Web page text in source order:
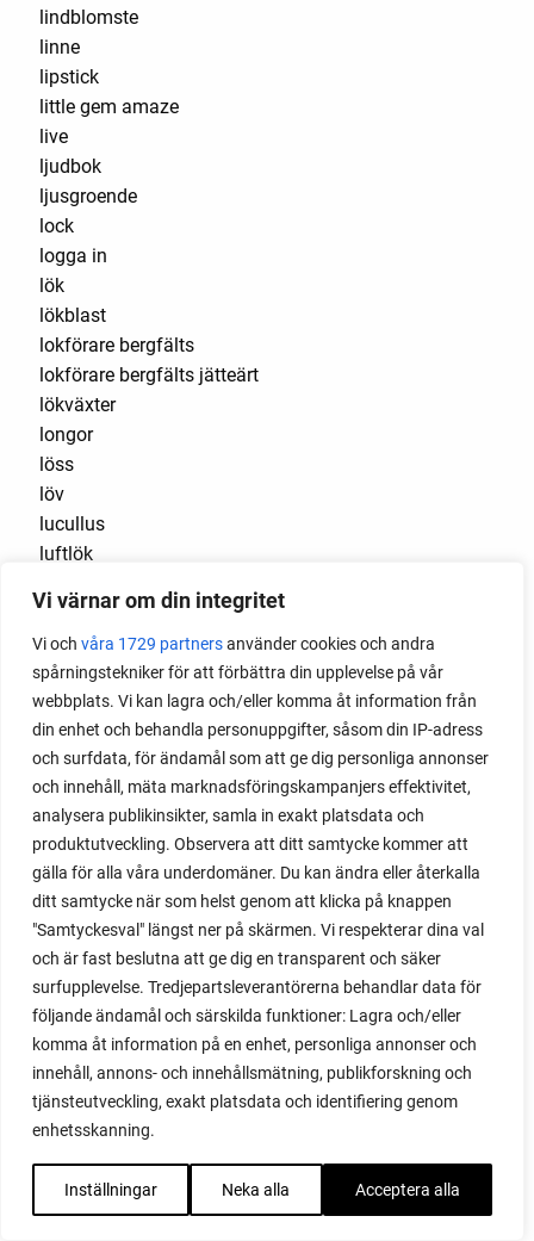
Vi värnar om din integritet
Vi och våra 1729 partnersanvänder cookies och andra
spårningstekniker för att förbättra din upplevelse på vår
webbplats. Vi kan lagra och/eller komma åt information från
din enhet och behandla personuppgifter, såsom din IP-adress
och surfdata, för ändamål som att ge dig personliga annonser
och innehåll, mäta marknadsföringskampanjers effektivitet,
analysera publikinsikter, samla in exakt platsdata och
produktutveckling. Observera att ditt samtycke kommer att
gälla för alla våra underdomäner. Du kan ändra eller återkalla
ditt samtycke när som helst genom att klicka på knappen
"Samtyckesval" längst ner på skärmen. Vi respekterar dina val
och är fast beslutna att ge dig en transparent och säker
surfupplevelse. Tredjepartsleverantörerna behandlar data för
följande ändamål och särskilda funktioner: Lagra och/eller
komma åt information på en enhet, personliga annonser och
innehåll, annons- och innehållsmätning, publikforskning och
tjänsteutveckling, exakt platsdata och identifiering genom
enhetsskanning.
Inställningar Neka alla Acceptera alla
lindblomste
linne
lipstick
little gem amaze
live
ljudbok
ljusgroende
lock
logga in
lök
lökblast
lokförare bergfälts
lokförare bergfälts jätteärt
lökväxter
longor
löss
löv
lucullus
luftlök
luktärter
Luleå
maché
majrova
majs
majskolvar
majskorn
måla
malou efter tio
mangold
märgärt
märgärter
markduk
marmelad
mars
marsvin
mask
maskkompost
mässa
mat